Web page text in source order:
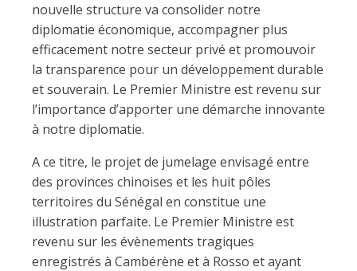
nouvelle structure va consolider notre
diplomatie économique, accompagner plus
efficacement notre secteur privé et promouvoir
la transparence pour un développement durable
et souverain. Le Premier Ministre est revenu sur
l’importance d’apporter une démarche innovante
à notre diplomatie.
A ce titre, le projet de jumelage envisagé entre
des provinces chinoises et les huit pôles
territoires du Sénégal en constitue une
illustration parfaite. Le Premier Ministre est
revenu sur les évènements tragiques
enregistrés à Cambérène et à Rosso et ayant